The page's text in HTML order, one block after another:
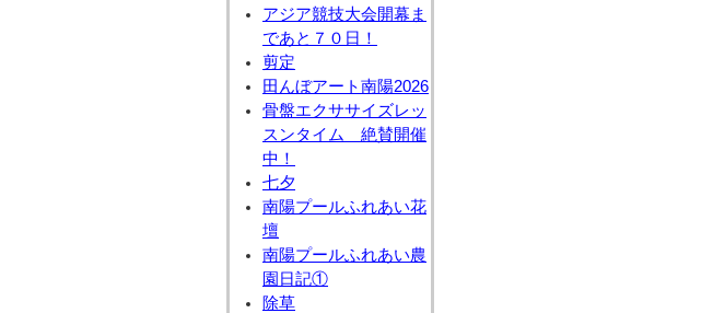
アジア競技大会開幕ま
であと７０日！
剪定
田んぼアート南陽2026
骨盤エクササイズレッ
スンタイム 絶賛開催
中！
七夕
南陽プールふれあい花
壇
南陽プールふれあい農
園日記①
除草